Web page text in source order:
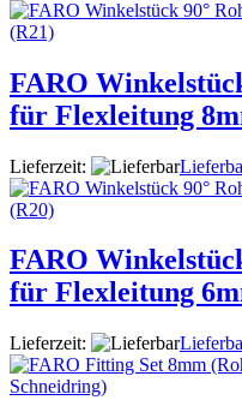
FARO
für Flexleitung
Lieferzeit:
FARO
für Flexleitung
Lieferzeit: